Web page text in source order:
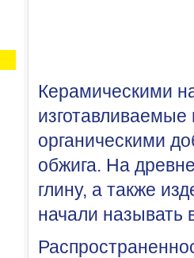
Керамическими
органическими
обжига. На
глину, а также
начали называть